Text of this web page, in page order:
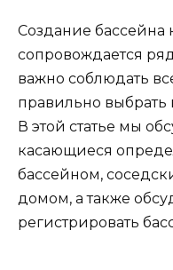
Создание бассейна
сопровождается
важно соблюдать
правильно выбрать
В этой статье мы
касающиеся
бассейном,
домом, а также
регистрировать